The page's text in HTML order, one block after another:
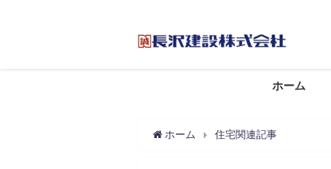
ホーム
ホーム 住宅関連記事